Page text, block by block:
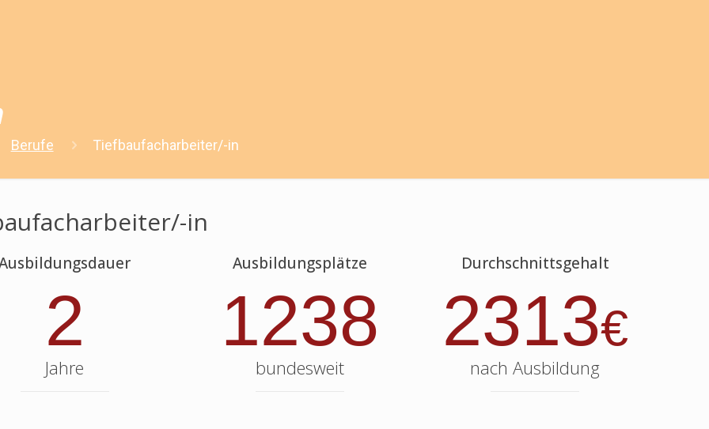
Berufe Tiefbaufacharbeiter/-in
in
2
Jahre
Ausbildungsplätze
1238
bundesweit
Durchschnittsgehalt
2313€
nach Ausbildung